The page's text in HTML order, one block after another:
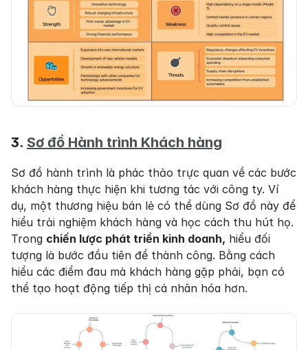
3. Sơ đồ Hành trình Khách hàng
Sơ đồ hành trình là phác thảo trực quan về các bước
khách hàng thực hiện khi tương tác với công ty. Ví
dụ, một thương hiệu bán lẻ có thể dùng Sơ đồ này để
hiểu trải nghiệm khách hàng và học cách thu hút họ.
Trong chiến lược phát triển kinh doanh, hiểu đối
tượng là bước đầu tiên để thành công. Bằng cách
hiểu các điểm đau mà khách hàng gặp phải, bạn có
thể tạo hoạt động tiếp thị cá nhân hóa hơn.